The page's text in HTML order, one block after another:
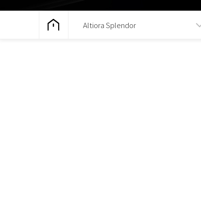
Altiora Splendor